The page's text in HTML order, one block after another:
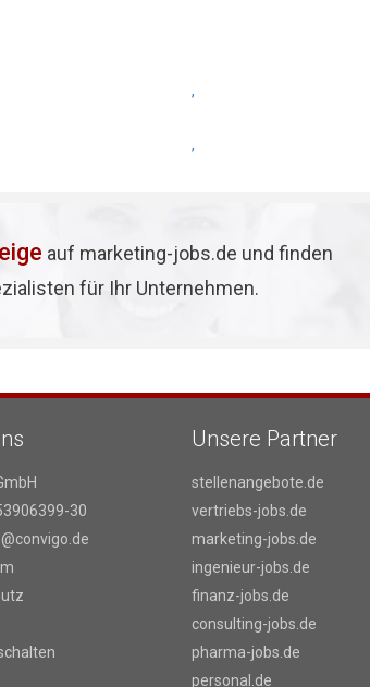
,
,
auf marketing-jobs.de und finden
für Ihr Unternehmen.
30
Unsere Partner
stellenangebote.de
vertriebs-jobs.de
marketing-jobs.de
ingenieur-jobs.de
finanz-jobs.de
consulting-jobs.de
pharma-jobs.de
personal.de